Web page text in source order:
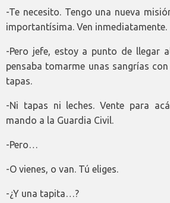
-Te necesito. Tengo una nueva
importantísima. Ven inmediatamente.
-Pero jefe, estoy a punto de llegar
pensaba tomarme unas sangrías
tapas.
-Ni tapas ni leches. Vente para
mando a la Guardia Civil.
-Pero…
-O vienes, o van. Tú eliges.
-¿Y una tapita…?